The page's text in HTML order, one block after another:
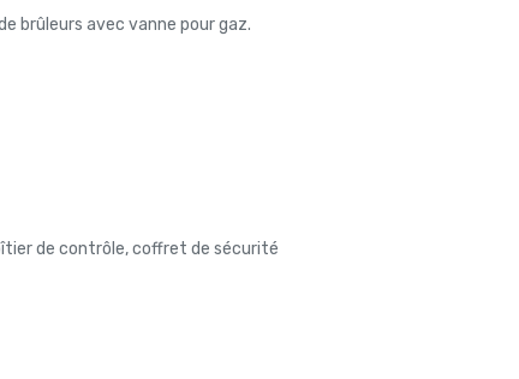
brûleurs avec vanne pour gaz.
de contrôle, coffret de sécurité